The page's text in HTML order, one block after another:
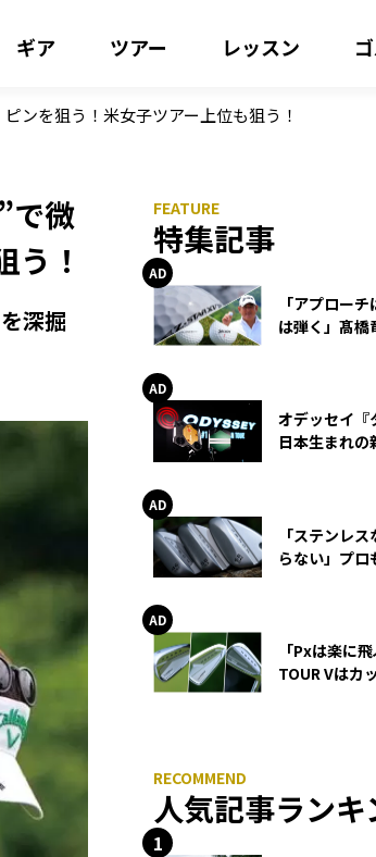
ギア ツアー レッスン
ンを狙う！米女子ツアー上位も狙う！
で微
う！
深掘
特集記事
「アプロー
は弾く」髙橋
オデッセイ『
日本生まれ
「ステンレ
らない」プロ
「Pxは楽に
TOUR Vはカ
人気記事ランキ